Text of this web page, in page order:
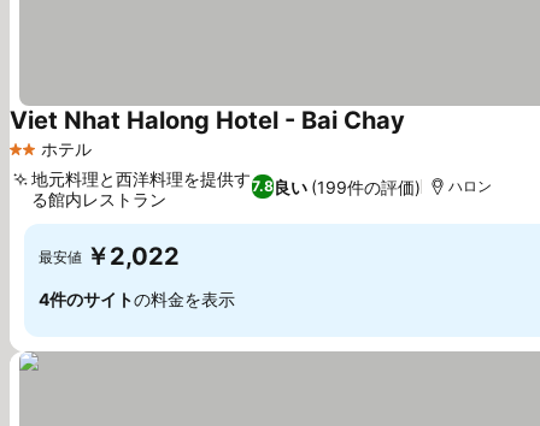
2 ホテルのランク
ホテル
Viet Nhat Halong Hotel - Bai Chay
7.8良い (199件の評価)
地元料理と西洋料理を提供す
る館内レストラン
ハロン
最安値 ￥2,022
4件のサイトの料金を表示